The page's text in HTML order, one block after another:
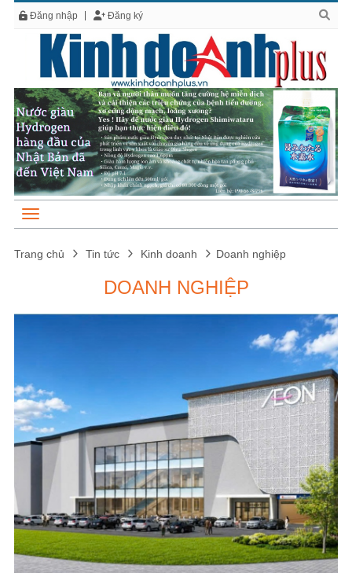
Đăng nhập Đăng ký
Trang chủ Tin tức Kinh doanh Doanh nghiệp
DOANH NGHIỆP